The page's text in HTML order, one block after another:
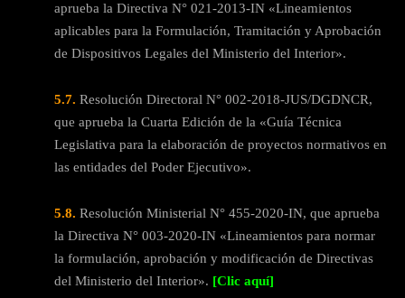
aprueba la Directiva N° 021-2013-IN «Lineamientos
aplicables para la Formulación, Tramitación y Aprobación
de Dispositivos Legales del Ministerio del Interior».
5.7. Resolución Directoral N° 002-2018-JUS/DGDNCR,
que aprueba la Cuarta Edición de la «Guía Técnica
Legislativa para la elaboración de proyectos normativos en
las entidades del Poder Ejecutivo».
5.8. Resolución Ministerial N° 455-2020-IN, que aprueba
la Directiva N° 003-2020-IN «Lineamientos para normar
la formulación, aprobación y modificación de Directivas
del Ministerio del Interior». [Clic aquí]